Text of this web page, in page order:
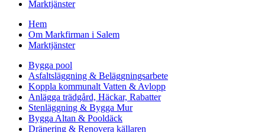
Marktjänster
Hem
Om Markfirman i Salem
Marktjänster
Bygga pool
Asfaltsläggning & Beläggningsarbete
Koppla kommunalt Vatten & Avlopp
Anlägga trädgård, Häckar, Rabatter
Stenläggning & Bygga Mur
Bygga Altan & Pooldäck
Dränering & Renovera källaren